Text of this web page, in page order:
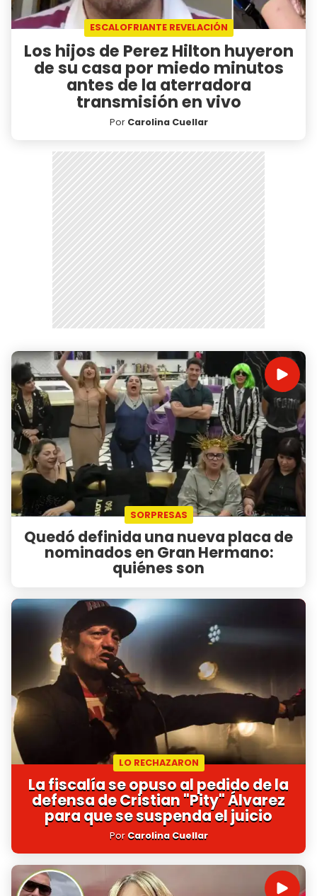
ESCALOFRIANTE REVELACIÓN
Los hijos de Perez Hilton huyeron
de su casa por miedo minutos
antes de la aterradora
transmisión en vivo
Por Carolina Cuellar
SORPRESAS
Quedó definida una nueva placa de
nominados en Gran Hermano:
quiénes son
LO RECHAZARON
La fiscalía se opuso al pedido de la
defensa de Cristian "Pity" Álvarez
para que se suspenda el juicio
Por Carolina Cuellar